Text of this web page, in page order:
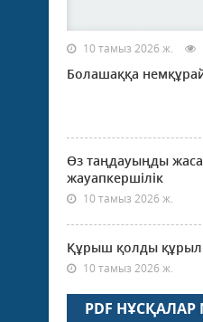
10 тамыз 2026 ж.
Болашаққа
Өз таңдауыңды
жауапкершілік
10 тамыз 2026 ж.
Құрыш қолды
10 тамыз 2026 ж.
PDF